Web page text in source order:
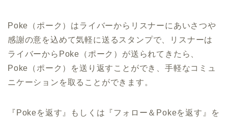
Poke（ポーク）はライバーからリスナーにあいさつや
感謝の意を込めて気軽に送るスタンプで、リスナーは
ライバーからPoke（ポーク）が送られてきたら、
Poke（ポーク）を送り返すことができ、手軽なコミュ
ニケーションを取ることができます。
『Pokeを返す』もしくは『フォロー＆Pokeを返す』を